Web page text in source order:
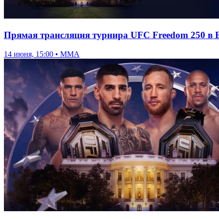
Прямая трансляция турнира UFC Freedom 250
14 июня, 15:00 • ММА